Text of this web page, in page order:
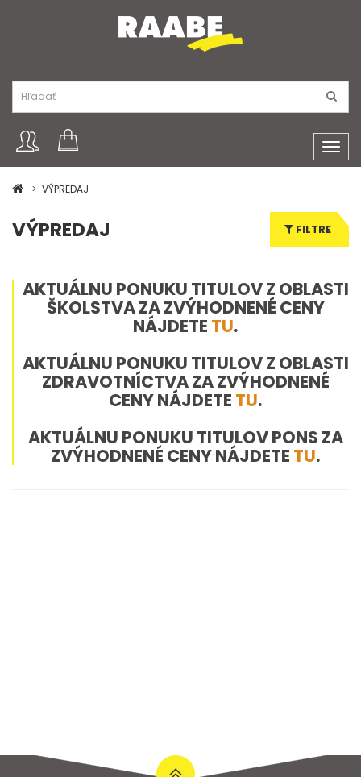
VÝPREDAJ
VÝPREDAJ FILTRE
AKTUÁLNU PONUKU TITULOV Z OBLASTI
ŠKOLSTVA ZA ZVÝHODNENÉ CENY
NÁJDETE TU.
AKTUÁLNU PONUKU TITULOV Z OBLASTI
ZDRAVOTNÍCTVA ZA ZVÝHODNENÉ
CENY NÁJDETE TU.
AKTUÁLNU PONUKU TITULOV PONS ZA
ZVÝHODNENÉ CENY NÁJDETE TU.